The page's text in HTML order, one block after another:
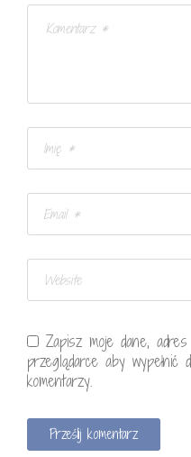
Zapisz moje dane,
przeglądarce aby wypełnić
komentarzy.